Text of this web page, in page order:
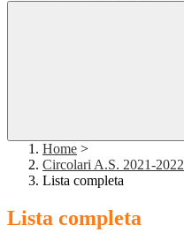
Home >
Circolari A.S. 2021-2022
Lista completa
Lista completa